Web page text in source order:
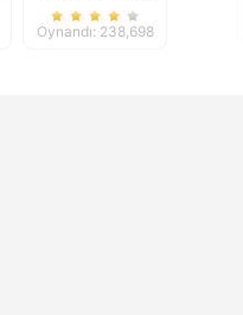
Oynandı: 238,698